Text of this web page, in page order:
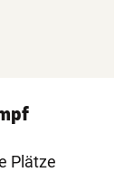
Plätze